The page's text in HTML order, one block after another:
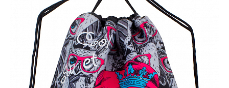
DELUNE
SCHOOL STANDARD
SKYNAME